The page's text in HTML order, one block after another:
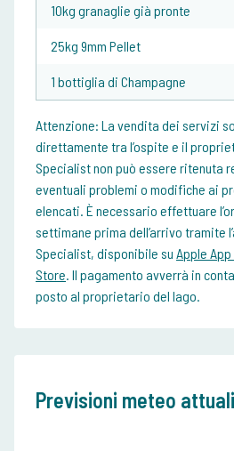
10kg granaglie già pronte
25kg 9mm Pellet
1 bottiglia di Champagne
Attenzione: La vendita dei servizi
direttamente tra l’ospite e il
Specialist non può essere ritenuta
eventuali problemi o modifiche ai
elencati. È necessario effettuare
settimane prima dell’arrivo tramite
Specialist, disponibile su Apple
Store . Il pagamento avverrà in
posto al proprietario del lago.
Previsioni meteo attuali